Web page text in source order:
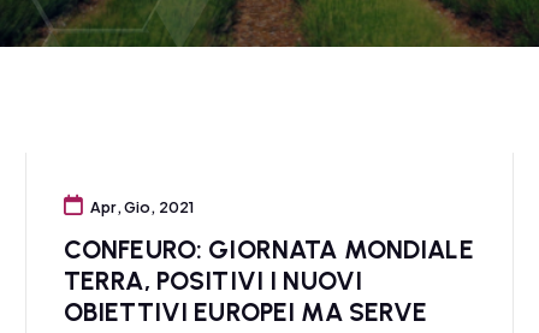
Apr, Gio, 2021
CONFEURO: GIORNATA MONDIALE
TERRA, POSITIVI I NUOVI
OBIETTIVI EUROPEI MA SERVE